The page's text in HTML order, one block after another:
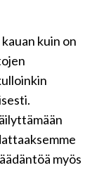
kuin on
myös